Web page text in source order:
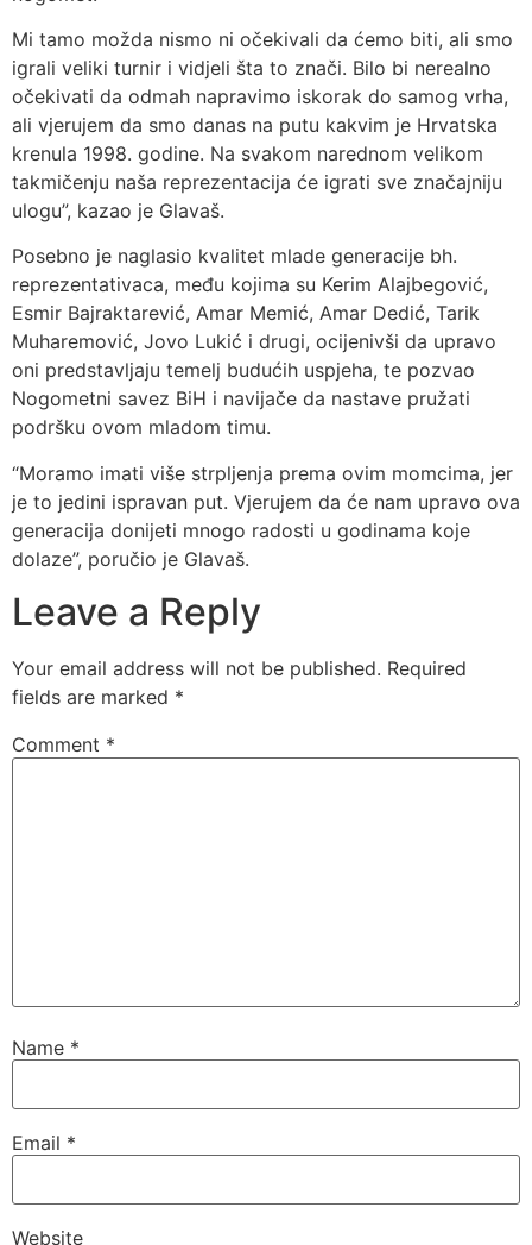
Mi tamo možda nismo ni očekivali da ćemo biti, ali smo
igrali veliki turnir i vidjeli šta to znači. Bilo bi nerealno
očekivati da odmah napravimo iskorak do samog vrha,
ali vjerujem da smo danas na putu kakvim je Hrvatska
krenula 1998. godine. Na svakom narednom velikom
takmičenju naša reprezentacija će igrati sve značajniju
ulogu”, kazao je Glavaš.
Posebno je naglasio kvalitet mlade generacije bh.
reprezentativaca, među kojima su Kerim Alajbegović,
Esmir Bajraktarević, Amar Memić, Amar Dedić, Tarik
Muharemović, Jovo Lukić i drugi, ocijenivši da upravo
oni predstavljaju temelj budućih uspjeha, te pozvao
Nogometni savez BiH i navijače da nastave pružati
podršku ovom mladom timu.
“Moramo imati više strpljenja prema ovim momcima, jer
je to jedini ispravan put. Vjerujem da će nam upravo ova
generacija donijeti mnogo radosti u godinama koje
dolaze”, poručio je Glavaš.
Leave a Reply
Your email address will not be published. Required
fields are marked *
Comment *
Name *
Email *
Website